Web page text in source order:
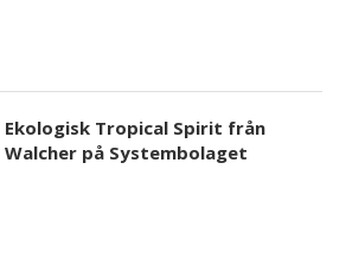
Ekologisk Tropical Spirit från
Walcher på Systembolaget